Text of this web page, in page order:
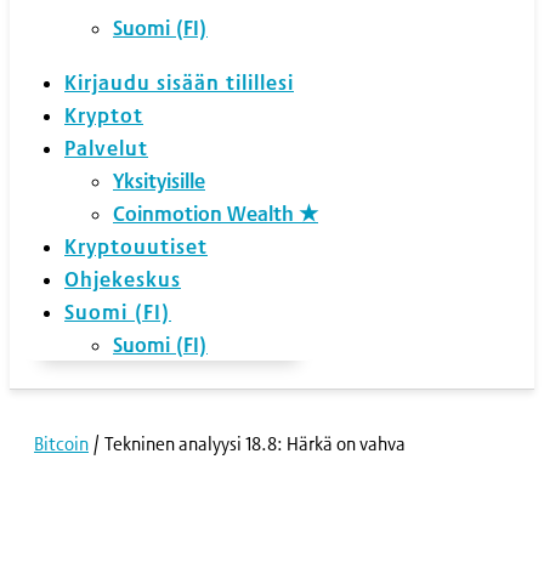
Suomi (FI)
Kirjaudu sisään tilillesi
Kryptot
Palvelut
Yksityisille
Coinmotion Wealth ★
Kryptouutiset
Ohjekeskus
Suomi (FI)
Suomi (FI)
Bitcoin/ Tekninen analyysi 18.8: Härkä on vahva